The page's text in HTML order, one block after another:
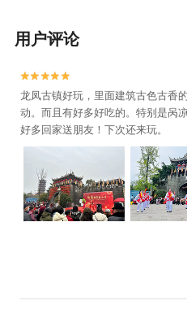
用户评论


龙凤古镇好玩，里面建筑古色古香
动。而且有好多好吃的。特别是呙
好多回家送朋友！下次还来玩。